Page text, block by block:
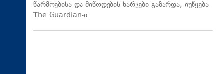
წარმოებისა და მიწოდების ხარჯები გაზარდა, იუწყება
The Guardian-ი.